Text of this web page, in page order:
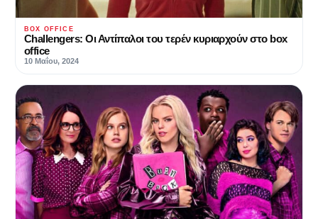
BOX OFFICE
Challengers: Οι Αντίπαλοι του τερέν κυριαρχούν στο box
office
10 Μαΐου, 2024